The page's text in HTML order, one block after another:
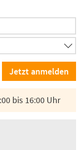
bis 16:00 Uhr